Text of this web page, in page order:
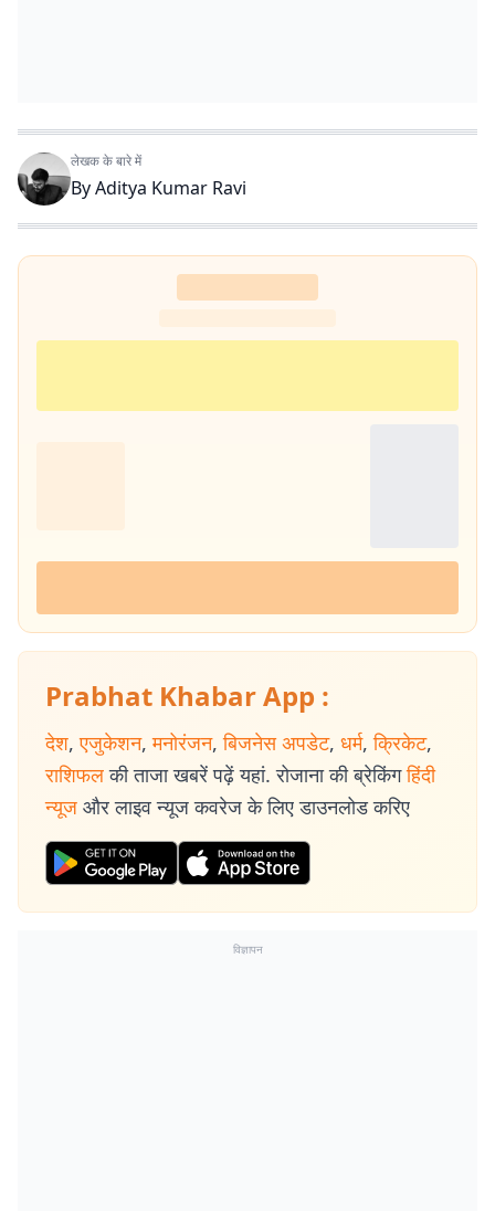
लेखक के बारे में
ByAditya Kumar Ravi
Prabhat Khabar App :
देश, एजुकेशन, मनोरंजन, बिजनेस अपडेट, धर्म, क्रिकेट,
राशिफल की ताजा खबरें पढ़ें यहां. रोजाना की ब्रेकिंग हिंदी
न्यूज और लाइव न्यूज कवरेज के लिए डाउनलोड करिए
विज्ञापन